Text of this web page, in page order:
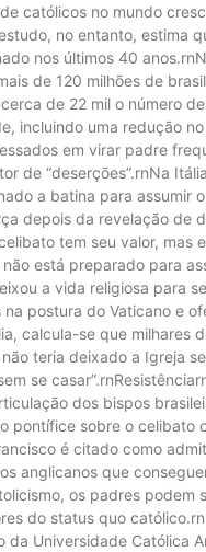
católicos no mundo
no entanto, estima
nos últimos 40
de 120 milhões de
de 22 mil o número
incluindo uma redução
em virar padre
de “deserções”.rnNa
a batina para assumir
depois da revelação de
tem seu valor,
está preparado para
a vida religiosa para
postura do Vaticano e
calcula-se que milhares
teria deixado a Igreja
se
dos bispos
pontífice sobre o celibato
é citado como
anglicanos que
os padres podem
do status quo
Universidade Católica